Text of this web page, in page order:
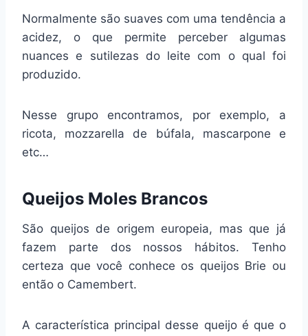
Normalmente são suaves com uma tendência a
acidez, o que permite perceber algumas
nuances e sutilezas do leite com o qual foi
produzido.
Nesse grupo encontramos, por exemplo, a
ricota, mozzarella de búfala, mascarpone e
etc…
Queijos Moles Brancos
São queijos de origem europeia, mas que já
fazem parte dos nossos hábitos. Tenho
certeza que você conhece os queijos Brie ou
então o Camembert.
A característica principal desse queijo é que o